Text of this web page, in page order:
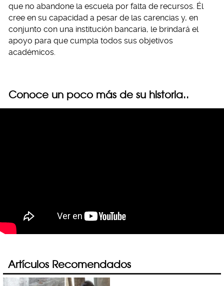
que no abandone la escuela por falta de recursos. Él
cree en su capacidad a pesar de las carencias y, en
conjunto con una institución bancaria, le brindará el
apoyo para que cumpla todos sus objetivos
académicos.
Conoce un poco más de su historia..
Artículos Recomendados